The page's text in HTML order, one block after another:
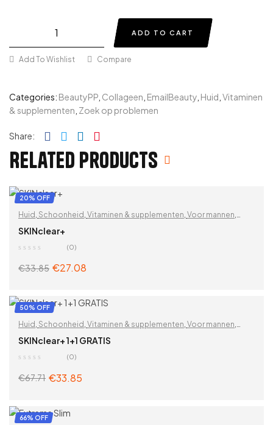
ADD TO CART
Add To Wishlist Compare
Categories: BeautyPP Collageen EmailBeauty Huid Vitaminen
& supplementen Zoek op problemen
Share: Facebook
TwitterLinkedin
Related products
20% OFF
Huid , Schoonheid , Vitaminen & supplementen, Voor mannen,
Voor Veganisten
SKINclear+
(0)
€33.85 €27.08
ADD TO CART
50% OFF
Huid , Schoonheid , Vitaminen & supplementen, Voor mannen,
Voor Veganisten ,Voor vrouwen
SKINclear+ 1+1 GRATIS
(0)
€67.71 €33.85
66% OFF